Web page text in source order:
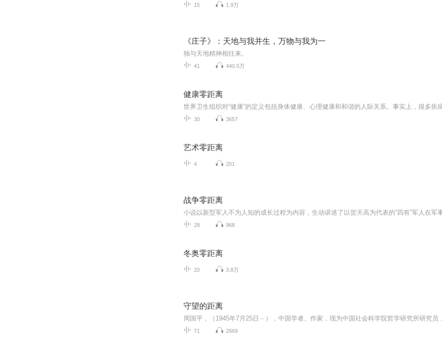
15 1.9万
《庄子》：天地与我并生，万物与我为一
独与天地精神相往来。
41 440.5万
健康零距离
30 3657
艺术零距离
4 201
战争零距离
28 968
冬奥零距离
20 3.8万
守望的距离
71 2669